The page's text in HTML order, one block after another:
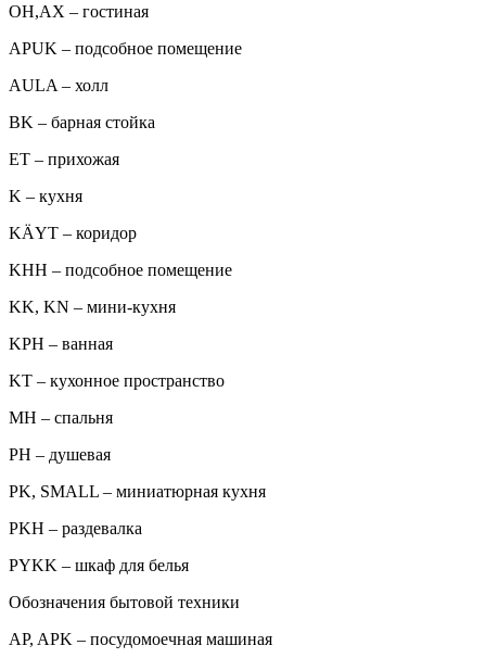
ОН,AX – гостиная
APUK – подсобное помещение
AULA – холл
BK – барная стойка
ET – прихожая
K – кухня
KÄYT – коридор
KHH – подсобное помещение
KK, KN – мини-кухня
KPH – ванная
KT – кухонное пространство
MH – спальня
PH – душевая
PK, SMALL – миниатюрная кухня
PKH – раздевалка
PYKK – шкаф для белья
Обозначения бытовой техники
AP, APK – посудомоечная машиная